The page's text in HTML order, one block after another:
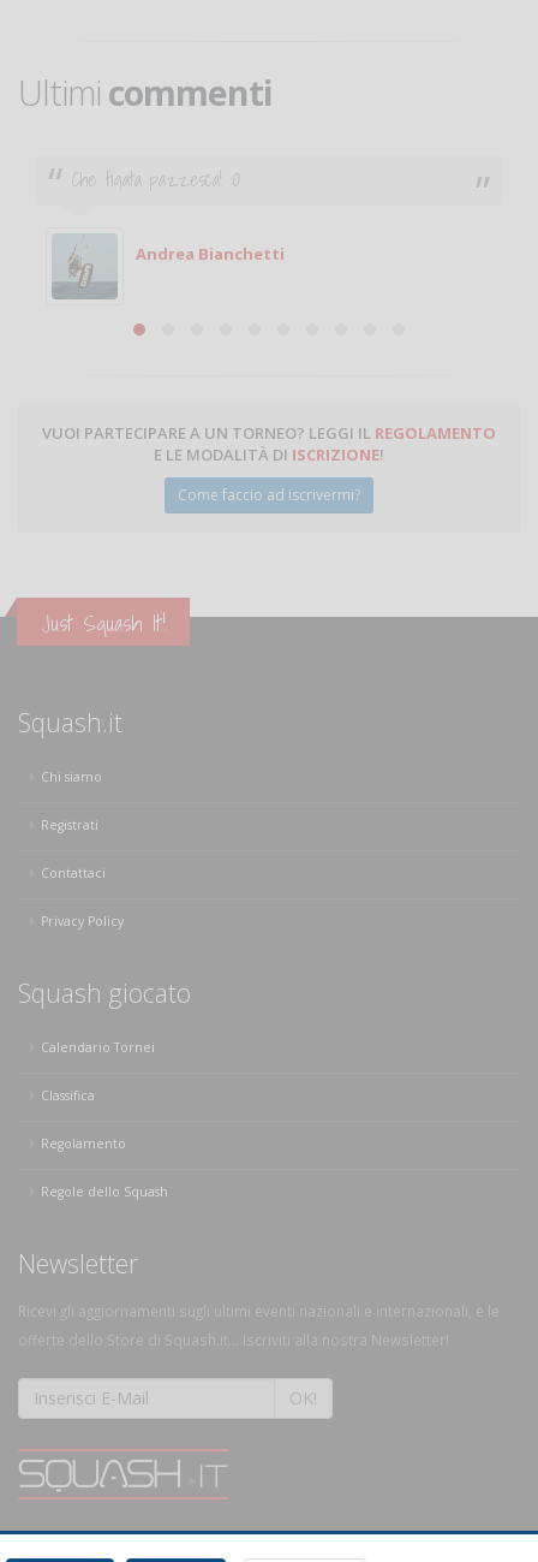
Ultimi commenti
Ciao. Sono a Treviglio da poco e vorrei tornare a
giocare. Se sei in zona e puoi giocare fammi sapere.
Michele
VUOI PARTECIPARE A UN TORNEO? LEGGI IL REGOLAMENTO
E LE MODALITÀ DI ISCRIZIONE!
Come faccio ad iscrivermi?
Just Squash It!
Squash.it
Chi siamo
Registrati
Contattaci
Privacy Policy
Squash giocato
Calendario Tornei
Classifica
Regolamento
Regole dello Squash
Newsletter
Ricevi gli aggiornamenti sugli ultimi eventi nazionali e internazionali, e le
offerte dello Store di Squash.it... Iscriviti alla nostra Newsletter!
OK!
SQUASH.it: Il punto di riferimento quotidiano per tutti gli amanti di questo